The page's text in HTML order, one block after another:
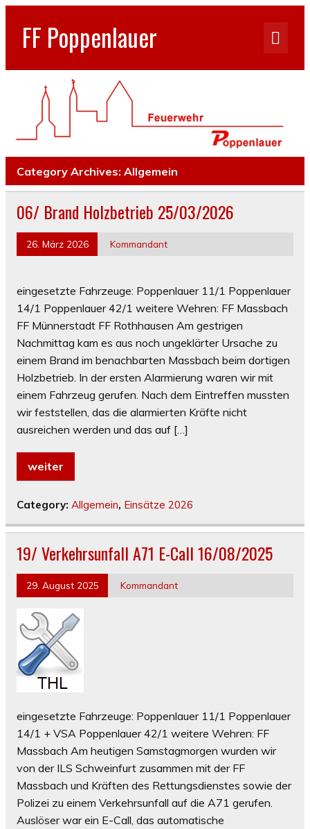
FF Poppenlauer
Category Archives: Allgemein
06/ Brand Holzbetrieb 25/03/2026
26. März 2026 Kommandant
eingesetzte Fahrzeuge: Poppenlauer 11/1 Poppenlauer
14/1 Poppenlauer 42/1 weitere Wehren: FF Massbach
FF Münnerstadt FF Rothhausen Am gestrigen
Nachmittag kam es aus noch ungeklärter Ursache zu
einem Brand im benachbarten Massbach beim dortigen
Holzbetrieb. In der ersten Alarmierung waren wir mit
einem Fahrzeug gerufen. Nach dem Eintreffen mussten
wir feststellen, das die alarmierten Kräfte nicht
ausreichen werden und das auf […]
weiter
Category: Allgemein, Einsätze 2026
19/ Verkehrsunfall A71 E-Call 16/08/2025
29. August 2025 Kommandant
eingesetzte Fahrzeuge: Poppenlauer 11/1 Poppenlauer
14/1 + VSA Poppenlauer 42/1 weitere Wehren: FF
Massbach Am heutigen Samstagmorgen wurden wir
von der ILS Schweinfurt zusammen mit der FF
Massbach und Kräften des Rettungsdienstes sowie der
Polizei zu einem Verkehrsunfall auf die A71 gerufen.
Auslöser war ein E-Call, das automatische